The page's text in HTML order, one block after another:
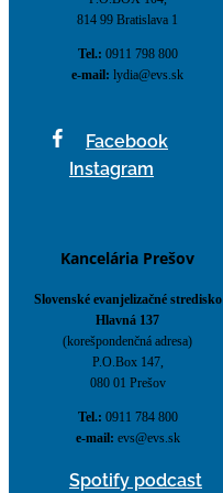
814 99 Bratislava 1
Tel.: 0911 798 800
e-mail: lydia@evs.sk
Facebook
Instagram
Kancelária Prešov
Slovenské evanjelizačné stredisko
Hlavná 137
(korešpondenčná adresa)
P.O.Box 147,
080 01 Prešov
Tel.: 0911 784 800
e-mail: evs@evs.sk
Spotify podcast